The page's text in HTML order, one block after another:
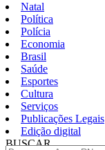
Natal
Política
Polícia
Economia
Brasil
Saúde
Esportes
Cultura
Serviços
Publicações Legais
Edição digital
BUSCAR